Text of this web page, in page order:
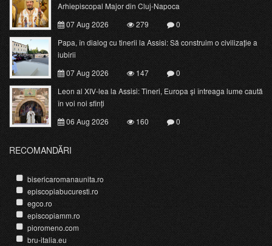
Arhiepiscopal Major din Cluj-Napoca
07 Aug 2026
279
0
Papa, în dialog cu tinerii la Assisi: Să construim o civilizație a
iubirii
07 Aug 2026
147
0
Leon al XIV-lea la Assisi: Tineri, Europa și întreaga lume caută
în voi noi sfinți
06 Aug 2026
160 0
RECOMANDĂRI
bisericaromanaunita.ro
episcopiabucuresti.ro
egco.ro
episcopiamm.ro
pioromeno.com
bru-italia.eu